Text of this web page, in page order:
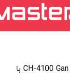
شارژر دیواری 3 پورت 67 وات مک دودو مدل CH-4100 Gan با